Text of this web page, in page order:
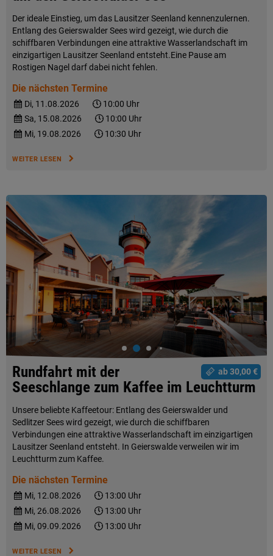
Der ideale Einstieg, um das Lausitzer Seenland kennenzulernen.
Entlang des Geierswalder Sees wird gezeigt, wie durch die
schiffbaren Verbindungen eine attraktive Wasserlandschaft im
einzigartigen Lausitzer Seenland entsteht.Eine Pause am
Rostigen Nagel darf dabei nicht fehlen.
Die nächsten Termine
Di, 11.08.2026
10:00 Uhr
Sa, 15.08.2026
10:00 Uhr
Mi, 19.08.2026
10:30 Uhr
WEITER LESEN
ab 30,00 €
Rundfahrt mit der
Seeschlange zum Kaffee im Leuchtturm
Unsere beliebte Kaffeetour: Entlang des Geierswalder und
Sedlitzer Sees wird gezeigt, wie durch die schiffbaren
Verbindungen eine attraktive Wasserlandschaft im einzigartigen
Lausitzer Seenland entsteht. In Geierswalde verweilen wir im
Leuchtturm zum Kaffee.
Die nächsten Termine
Mi, 12.08.2026
13:00 Uhr
Mi, 26.08.2026
13:00 Uhr
Mi, 09.09.2026
13:00 Uhr
WEITER LESEN